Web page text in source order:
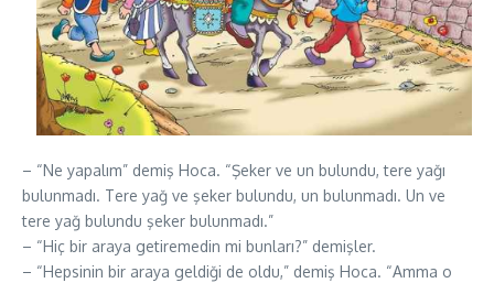
– “Ne yapalım” demiş Hoca. “Şeker ve un bulundu, tere yağı
bulunmadı. Tere yağ ve şeker bulundu, un bulunmadı. Un ve
tere yağ bulundu şeker bulunmadı.”
– “Hiç bir araya getiremedin mi bunları?” demişler.
– “Hepsinin bir araya geldiği de oldu,” demiş Hoca. “Amma o